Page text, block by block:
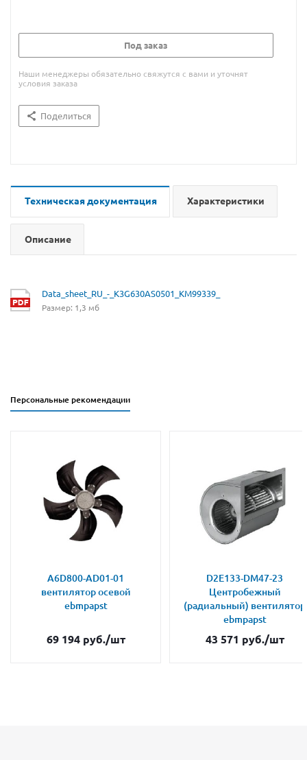
Под заказ
Наши менеджеры обязательно свяжутся с вами и уточнят
условия заказа
Поделиться
Техническая документация Характеристики
Описание
Data_sheet_RU_-_K3G630AS0501_KM99339_
Размер: 1,3 мб
Персональные рекомендации
A6D800-AD01-01
вентилятор осевой
ebmpapst
69 194руб./шт
D2E133-DM47-23
Центробежный
(радиальный) вентилятор
ebmpapst
43 571 руб./шт